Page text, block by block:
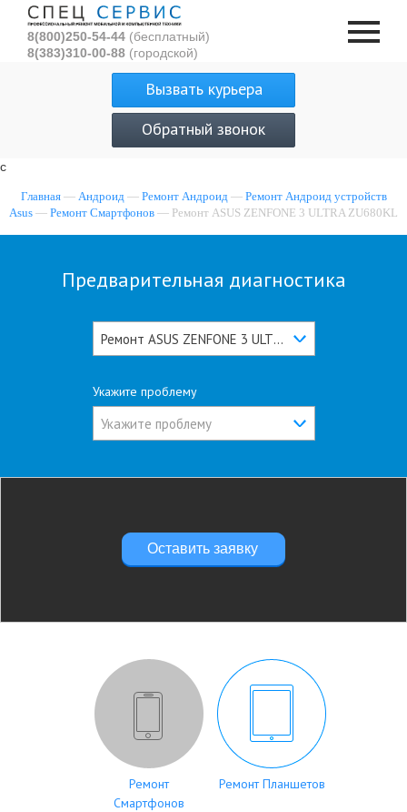
с
8(800)250-54-44 (бесплатный)
8(383)310-00-88 (городской)
Вызвать курьера
Обратный звонок
Главная— Андроид — Ремонт Андроид — Ремонт Андроид устройств
Asus — Ремонт Смартфонов — Ремонт ASUS ZENFONE 3 ULTRA ZU680KL
Предварительная диагностика
Ремонт ASUS ZENFONE 3 ULTRA ZU680KL
Укажите проблему
Укажите проблему
Оставить заявку
Ремонт
Смартфонов
Ремонт Планшетов